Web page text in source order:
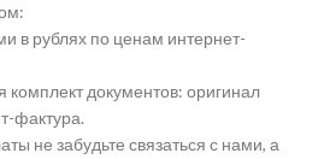
в рублях по ценам интернет-
комплект документов: оригинал
фактура.
не забудьте связаться с нами, а